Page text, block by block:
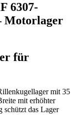
6307-
Motorlager
für
mit 35
mit erhöhter
das Lager